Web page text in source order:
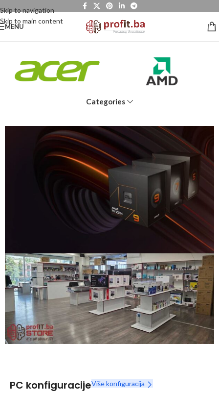
Skip to navigation
Skip to main content
MENU
Categories
Snaga radnih stanica nikada nije bila povoljnija
Nova Ryzen 7000 serija
Naruči
PC konfiguracijeViše konfiguracija